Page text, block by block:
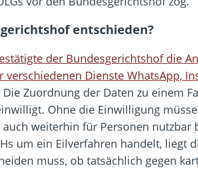
entschieden?
der Bundesgerichtshof die
verschiedenen Dienste WhatsApp,
Die Zuordnung der Daten zu einem
Ohne die Einwilligung
weiterhin für Personen
um ein Eilverfahren handelt,
muss, ob tatsächlich gegen